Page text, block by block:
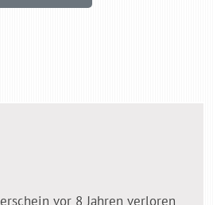
vor 8 Jahren verloren